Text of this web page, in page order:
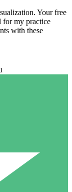
Your free
for my practice
with these